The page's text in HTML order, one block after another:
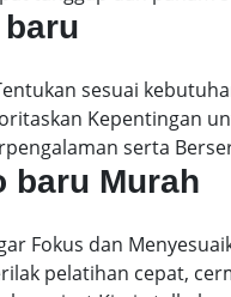
sesuai
Kepentingan
serta
baru Murah
Fokus dan
pelatihan cepat,